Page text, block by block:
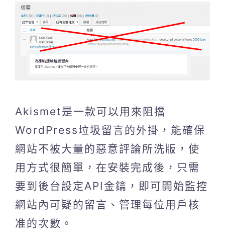
Akismet是一款可以用來阻擋
WordPress垃圾留言的外掛，能確保
網站不被大量的惡意評論所洗版，使
用方式很簡單，在安裝完成後，只需
要到後台設定API金鑰，即可開始監控
網站內可疑的留言、管理每位用戶核
准的次數。